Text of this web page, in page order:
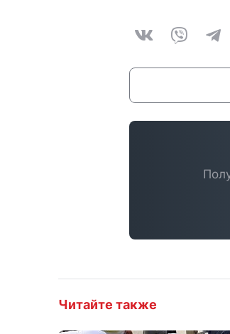
Читайте также